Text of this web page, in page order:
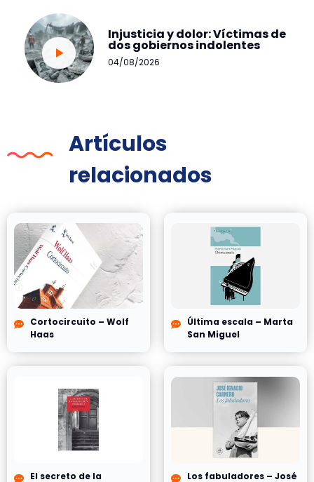
Injusticia y dolor: Víctimas de
dos gobiernos indolentes
04/08/2026
Artículos
relacionados
Cortocircuito – Wolf
Haas
Última escala – Marta
San Miguel
El secreto de la Los fabuladores – José